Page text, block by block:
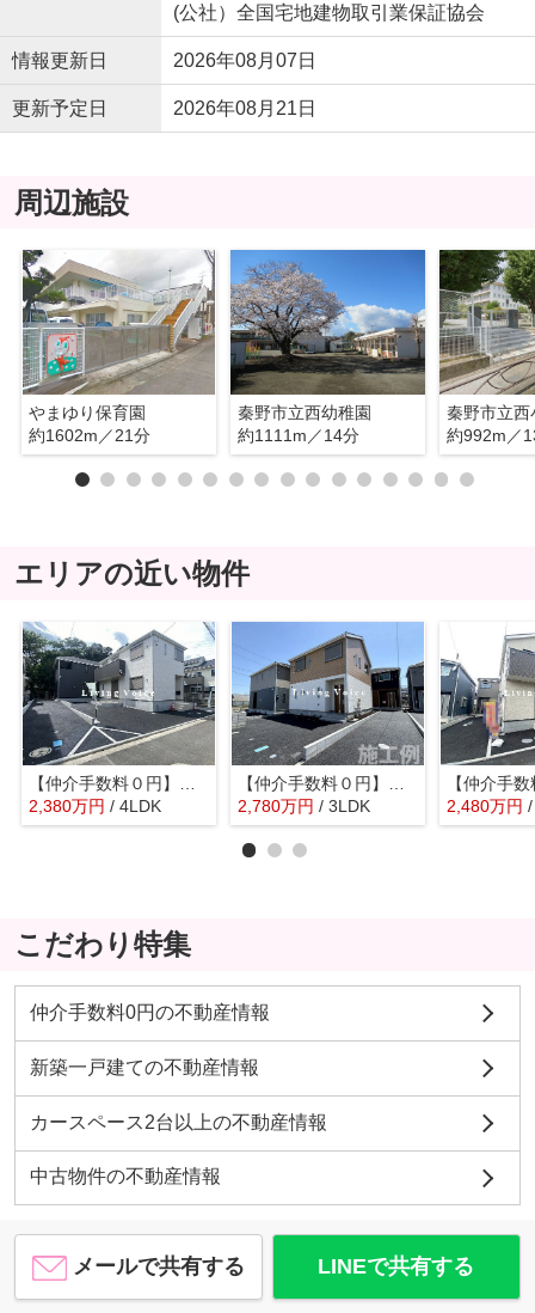
(公社）全国宅地建物取引業保証協会
情報更新日 2026年08月07日
更新予定日 2026年08月21日
周辺施設
やまゆり保育園
約1602m／21分
秦野市立西幼稚園
約1111m／14分
秦野市立西
約992m／
エリアの近い物件
【仲介手数料０円】秦野市堀西第24 新築一戸建て 全2棟
2,380万円 / 4LDK
【仲介手数料０円】秦野市北矢名第15 新築一戸建て 全2棟
2,780万円 / 3LDK 2,480万円
こだわり特集
仲介手数料0円の不動産情報
新築一戸建ての不動産情報
カースペース2台以上の不動産情報
中古物件の不動産情報
メールで共有する LINEで共有する